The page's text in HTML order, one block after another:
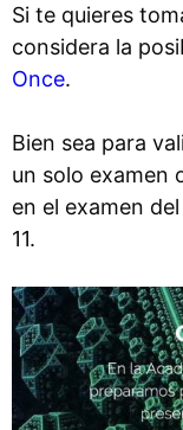
Si te quieres
considera la
Once.
Bien sea para
un solo examen
en el examen
11.